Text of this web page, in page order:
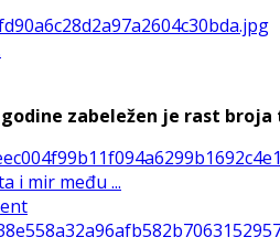
zabeležen je rast
i mir među ...